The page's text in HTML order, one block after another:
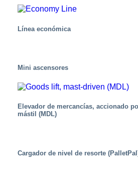
Línea económica
Mini ascensores
Elevador de mercancías, accionado
mástil (MDL)
Cargador de nivel de resorte